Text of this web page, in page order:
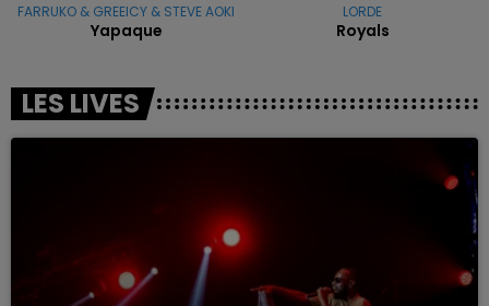
FARRUKO & GREEICY & STEVE AOKI
Yapaque
LORDE
Royals
LES LIVES